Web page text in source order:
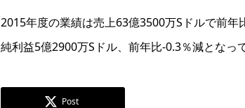
2015年度の業績は売上63億3500万Sドルで前年
純利益5億2900万Sドル、前年比-0.3％減となっ
Post